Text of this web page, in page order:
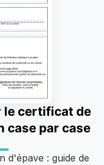
le certificat de
case par case
d'épave : guide de